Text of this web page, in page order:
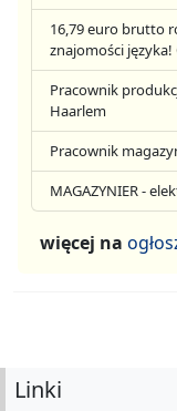
16,79 euro brutto
znajomości języka!
Pracownik
Haarlem
Pracownik
MAGAZYNIER -
więcej na
Linki